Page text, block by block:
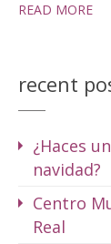
READ MORE
recent
¿Haces
navidad?
Centro
Real